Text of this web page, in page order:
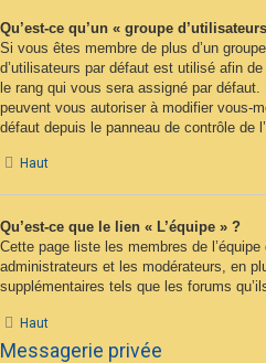
Qu’est-ce qu’un « groupe
Si vous êtes membre de plus d’un
d’utilisateurs par défaut est utilisé afin
le rang qui vous sera assigné par
peuvent vous autoriser à modifier vous-
défaut depuis le panneau de contrôle de
Haut
Qu’est-ce que le lien « L’équipe » ?
Cette page liste les membres de
administrateurs et les modérateurs, en
supplémentaires tels que les forums
Haut
Messagerie privée